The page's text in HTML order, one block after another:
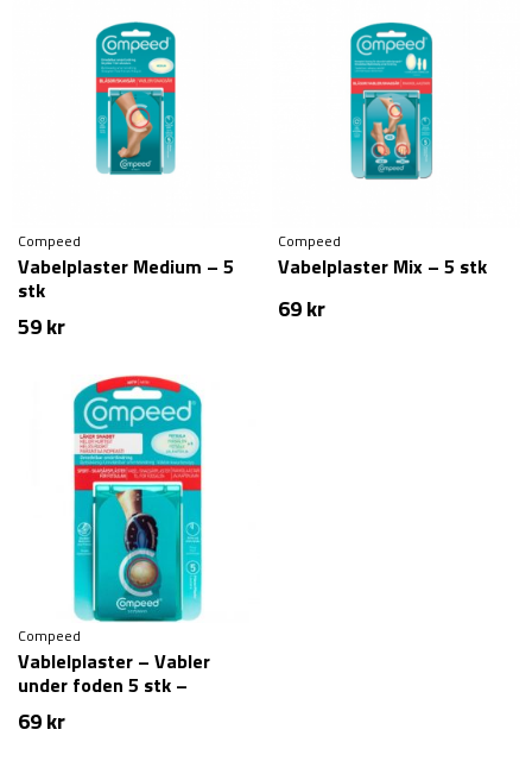
Compeed
Vabelplaster Medium – 5
stk
59kr
Compeed
Vabelplaster Mix – 5 stk
69kr
Compeed
Vablelplaster – Vabler
under foden 5 stk –
Compeed
69kr